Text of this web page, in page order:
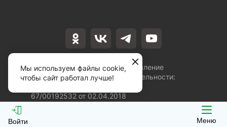
Войти Меню
Лицензия на осуществление
образовательной деятельности:
67/00192532 от 02.04.2018
Мы используем файлы cookie,
чтобы сайт работал лучше!